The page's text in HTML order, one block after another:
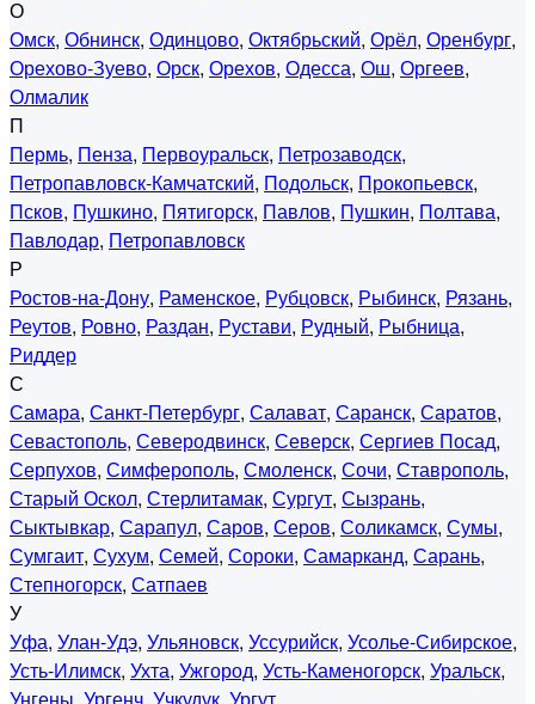
О
Омск, Обнинск, Одинцово, Октябрьский, Орёл, Оренбург,
Орехово-Зуево, Орск, Орехов, Одесса, Ош, Оргеев,
Олмалик
П
Пермь, Пенза, Первоуральск, Петрозаводск,
Петропавловск-Камчатский, Подольск, Прокопьевск,
Псков, Пушкино, Пятигорск, Павлов, Пушкин, Полтава,
Павлодар, Петропавловск
Р
Ростов-на-Дону, Раменское, Рубцовск, Рыбинск, Рязань,
Реутов, Ровно, Раздан, Рустави, Рудный, Рыбница,
Риддер
С
Самара, Санкт-Петербург, Салават, Саранск, Саратов,
Севастополь, Северодвинск, Северск, Сергиев Посад,
Серпухов, Симферополь, Смоленск, Сочи, Ставрополь,
Старый Оскол, Стерлитамак, Сургут, Сызрань,
Сыктывкар, Сарапул, Саров, Серов, Соликамск, Сумы,
Сумгаит, Сухум, Семей, Сороки, Самарканд, Сарань,
Степногорск, Сатпаев
У
Уфа, Улан-Удэ, Ульяновск, Уссурийск, Усолье-Сибирское,
Усть-Илимск, Ухта, Ужгород, Усть-Каменогорск, Уральск,